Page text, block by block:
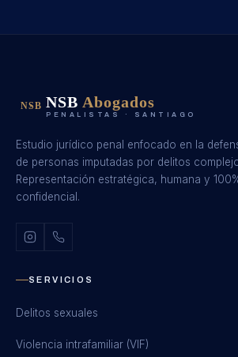
NSB NSB Abogados
PENALISTAS · SANTIAGO
Estudio jurídico penal enfocado en la
de personas imputadas por delitos
Representación estratégica, humana y
confidencial.
SERVICIOS
Delitos sexuales
Violencia intrafamiliar (VIF)